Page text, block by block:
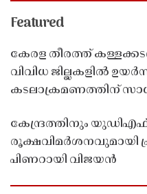
Featured
കേരള തീരത്ത്
വിവിധ ജില്ലകളിൽ
കടലാക്രമണത്തിന്
കേന്ദ്രത്തിനും
രൂക്ഷവിമർശനവുമായി
പിണറായി വിജയൻ